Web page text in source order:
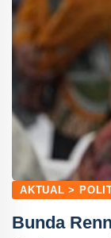
AKTUAL >
Bunda